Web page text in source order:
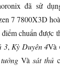
đã sử
7 7800X3D
chuẩn được
3,Kỳ Duyên 4Và
Vàsát thủ